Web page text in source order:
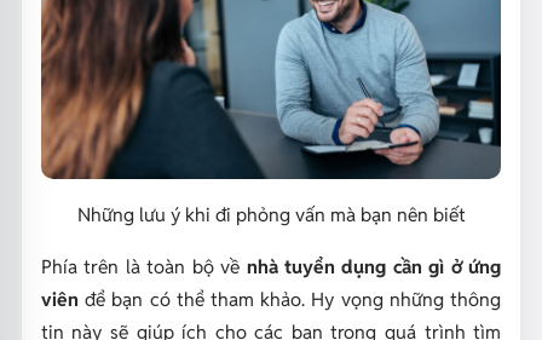
Những lưu ý khi đi phỏng vấn mà bạn nên biết
Phía trên là toàn bộ về nhà tuyển dụng cần gì ở ứng
viên để bạn có thể tham khảo. Hy vọng những thông
tin này sẽ giúp ích cho các bạn trong quá trình tìm